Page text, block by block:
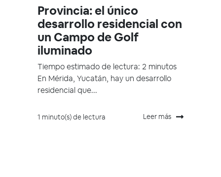
Provincia: el único
desarrollo residencial con
un Campo de Golf
iluminado
Tiempo estimado de lectura: 2 minutos
En Mérida, Yucatán, hay un desarrollo
residencial que...
1 minuto(s) de lectura Leer más